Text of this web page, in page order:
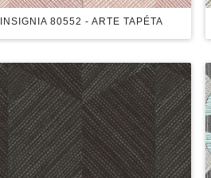
INSIGNIA 80552 - ARTE TAPÉTA